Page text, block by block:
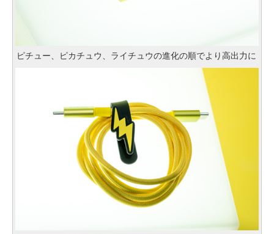
ピチュー、ピカチュウ、ライチュウの進化の順でより高出力に